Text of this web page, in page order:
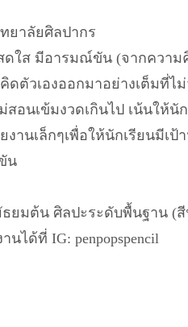
ยาลัยศิลปากร
ส มีอารมณ์ขัน (จากความ
ตัวเองออกมาอย่างเต็มที่
อนเข้มงวดเกินไป เน้นให้
นเล็กๆเพื่อให้นักเรียนมีเ
น
มต้น ศิลปะระดับพื้นฐาน (
ได้ที่ IG: penpopspencil